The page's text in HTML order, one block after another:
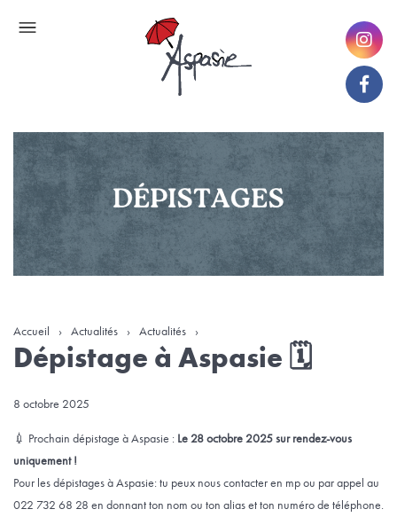
Accueil › Actualités › Actualités ›
Dépistage à Aspasie 🗓
8 octobre 2025
💉 Prochain dépistage à Aspasie : Le 28 octobre 2025 sur rendez-vous
uniquement !
Pour les dépistages à Aspasie: tu peux nous contacter en mp ou par appel au
022 732 68 28 en donnant ton nom ou ton alias et ton numéro de téléphone.